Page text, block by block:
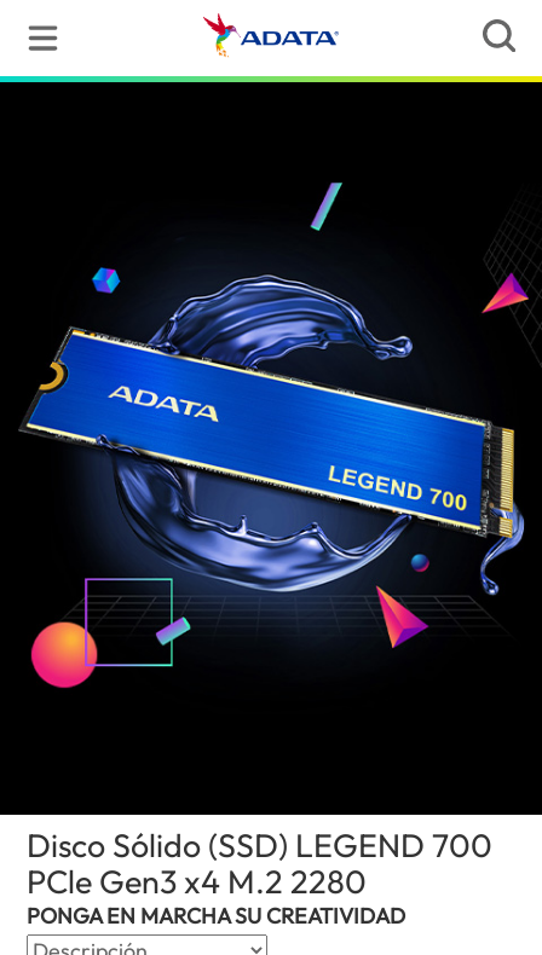
Disco Sólido (SSD) LEGEND 700
PCle Gen3 x4 M.2 2280
PONGA EN MARCHA SU CREATIVIDAD